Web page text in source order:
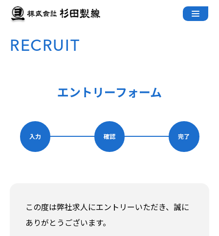
Skip
RECRUIT
エントリーフォーム
入力 確認 完了
この度は弊社求人にエントリーいただき、誠に
ありがとうございます。